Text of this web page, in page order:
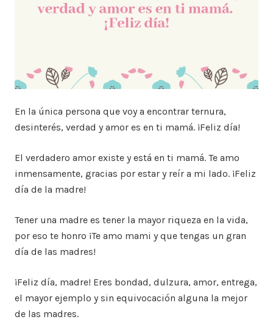
En la única persona que voy a encontrar ternura,
desinterés, verdad y amor es en ti mamá. ¡Feliz día!
El verdadero amor existe y está en ti mamá. Te amo
inmensamente, gracias por estar y reír a mi lado. ¡Feliz
día de la madre!
Tener una madre es tener la mayor riqueza en la vida,
por eso te honro ¡Te amo mami y que tengas un gran
día de las madres!
¡Feliz día, madre! Eres bondad, dulzura, amor, entrega,
el mayor ejemplo y sin equivocación alguna la mejor
de las madres.